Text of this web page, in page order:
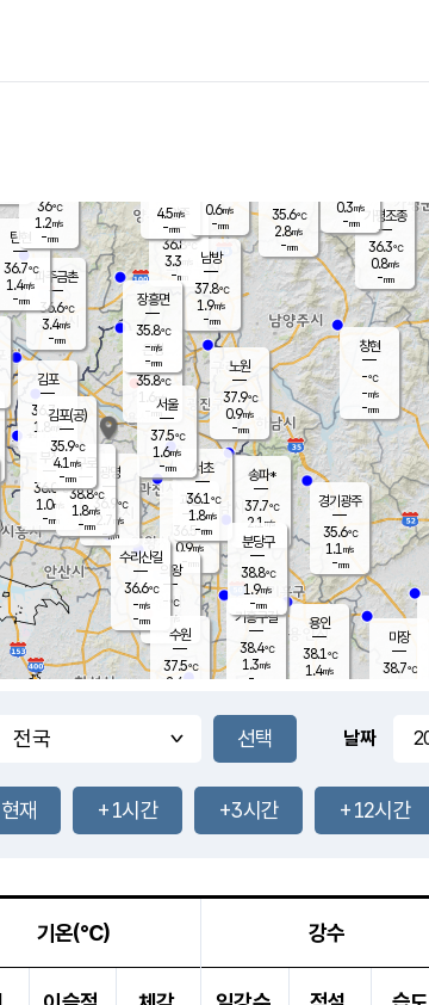
양주
36.8℃
3.3
-mm
과천
36.5℃
0.9m/s
- mm
-mm
-mm
용인
38.1℃
1.4m/s
경기광주
35.6℃
1.1 m/s
-mm
33.9
℃
파주금촌
36.6℃
3.4m/s
-mm
가평조종
36.3℃
0.8m/s
-mm
35.6℃
2.8m/s
-mm
창현
-℃
-m/s
-mm
탄현
36.7℃
1.4m/s
-mm
0.3m/s
-mm
37.8℃
1.3m/s
-mm
마장
38.7℃
의왕
- ℃
m/s
mm
김포
36.7℃
1.8 m/s
mm
광명
36.9 ℃
2.7 m/s
-mm
부천
36.0℃
1.0m/s
-mm
-mm
구로
38.8℃
1.8m/s
-mm
은평
35.8℃
1.6 m/s
- mm
노원
37.9℃
0.9m/s
-mm
송파*
37.7℃
2.1 m/s
-mm
서초
36.1℃
1.8m/s
-mm
남방
37.8℃
1.9m/s
-mm
기흥구갈
38.4℃
1.3m/s
-
수리산길
36.6℃
-m/s
-mm
분당구
38.8℃
1.9m/s
-mm
장흥면
35.8℃
-m/s
-mm
4.5m/s
-mm
김포(공)
35.9℃
4.1 m/s
-mm
수원
37.5℃
2.4 m/s
서울
37.5℃
1.6m/s
-mm
36℃
1.2m/s
-mm
0.6m/s
-mm
날짜
현재 +1시간 +3시간 +12시간
기온(℃) 강수